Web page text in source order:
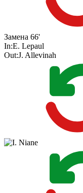
Замена 66'
In:E. Lepaul
Out:J. Allevinah